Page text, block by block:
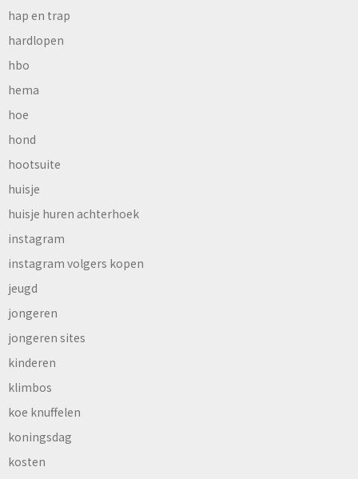
hap en trap
hardlopen
hbo
hema
hoe
hond
hootsuite
huisje
huisje huren achterhoek
instagram
instagram volgers kopen
jeugd
jongeren
jongeren sites
kinderen
klimbos
koe knuffelen
koningsdag
kosten